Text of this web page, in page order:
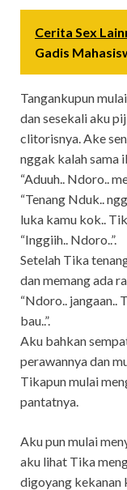
Cerita Sex
Gadis
Tangankupun
dan sesekali aku
clitorisnya. Ake
nggak kalah sama
“Aduuh.. Ndoro..
“Tenang Nduk..
luka kamu kok..
“Inggiih.. Ndoro..”.
Setelah Tika
dan memang ada
“Ndoro.. jangaan..
bau..”.
Aku bahkan
perawannya dan
Tikapun mulai
pantatnya.
Aku pun mulai
aku lihat Tika
digoyang kekanan